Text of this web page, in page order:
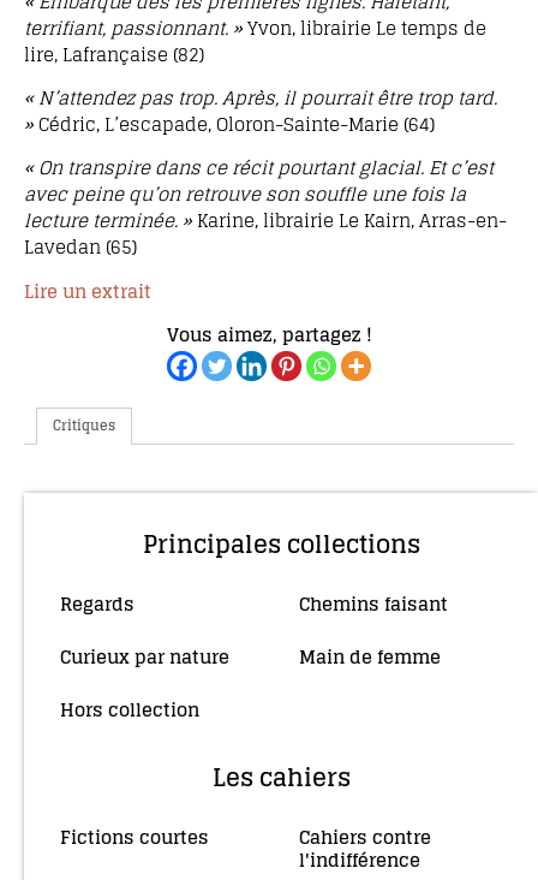
terrifiant, passionnant. »Yvon, librairie Le temps de
lire, Lafrançaise (82)
« N’attendez pas trop. Après, il pourrait être trop tard.
»Cédric, L’escapade, Oloron-Sainte-Marie (64)
« On transpire dans ce récit pourtant glacial. Et c’est
avec peine qu’on retrouve son souffle une fois la
lecture terminée. »Karine, librairie Le Kairn, Arras-en-
Lavedan (65)
Lire un extrait
Vous aimez, partagez !
Critiques
Principales collections
Regards Chemins faisant
Curieux par nature Main de femme
Hors collection
Les cahiers
Fictions courtes Cahiers contre
l'indifférence